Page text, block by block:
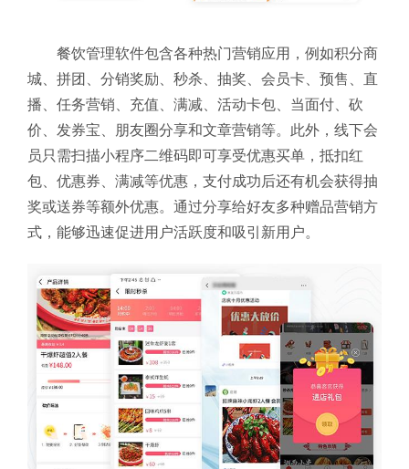
餐饮管理软件包含各种热门营销应用，例如积分商
城、拼团、分销奖励、秒杀、抽奖、会员卡、预售、直
播、任务营销、充值、满减、活动卡包、当面付、砍
价、发券宝、朋友圈分享和文章营销等。此外，线下会
员只需扫描小程序二维码即可享受优惠买单，抵扣红
包、优惠券、满减等优惠，支付成功后还有机会获得抽
奖或送券等额外优惠。通过分享给好友多种赠品营销方
式，能够迅速促进用户活跃度和吸引新用户。